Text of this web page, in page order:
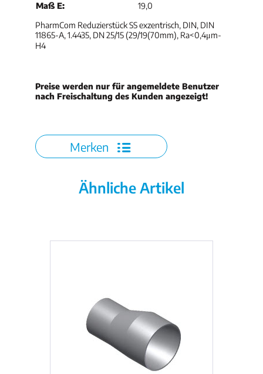
Maß E:
19,0
PharmCom Reduzierstück SS exzentrisch, DIN, DIN
11865-A, 1.4435, DN 25/15 (29/19(70mm), Ra<0,4μm-
H4
Preise werden nur für angemeldete Benutzer
nach Freischaltung des Kunden angezeigt!
Merken
Ähnliche Artikel